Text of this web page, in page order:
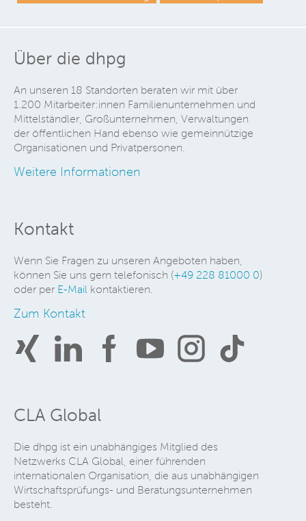
Über die dhpg
An unseren 18 Standorten beraten wir mit über
1.200 Mitarbeiter:innen Familienunternehmen und
Mittelständler, Großunternehmen, Verwaltungen
der öffentlichen Hand ebenso wie gemeinnützige
Organisationen und Privatpersonen.
Weitere Informationen
Kontakt
Wenn Sie Fragen zu unseren Angeboten haben,
können Sie uns gern telefonisch (+49 228 81000 0)
oder per E-Mail kontaktieren.
Zum Kontakt
CLA Global
Die dhpg ist ein unabhängiges Mitglied des
Netzwerks CLA Global, einer führenden
internationalen Organisation, die aus unabhängigen
Wirtschaftsprüfungs- und Beratungsunternehmen
besteht.